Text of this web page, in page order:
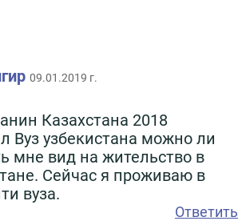
09.01.2019 г.
Казахстана 2018
Вуз узбекистана можно ли
мне вид на жительство в
Сейчас я проживаю в
вуза.
Ответить